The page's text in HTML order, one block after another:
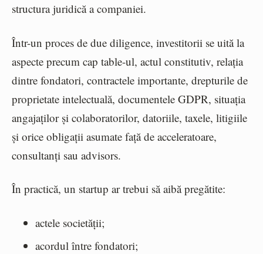
structura juridică a companiei.
Într-un proces de due diligence, investitorii se uită la
aspecte precum cap table-ul, actul constitutiv, relația
dintre fondatori, contractele importante, drepturile de
proprietate intelectuală, documentele GDPR, situația
angajaților și colaboratorilor, datoriile, taxele, litigiile
și orice obligații asumate față de acceleratoare,
consultanți sau advisors.
În practică, un startup ar trebui să aibă pregătite:
actele societății;
acordul între fondatori;